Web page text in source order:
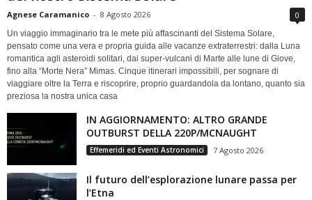
Agnese Caramanico - 8 Agosto 2026 0
Un viaggio immaginario tra le mete più affascinanti del Sistema Solare,
pensato come una vera e propria guida alle vacanze extraterrestri: dalla Luna
romantica agli asteroidi solitari, dai super-vulcani di Marte alle lune di Giove,
fino alla “Morte Nera” Mimas. Cinque itinerari impossibili, per sognare di
viaggiare oltre la Terra e riscoprire, proprio guardandola da lontano, quanto sia
preziosa la nostra unica casa
IN AGGIORNAMENTO: ALTRO GRANDE
OUTBURST DELLA 220P/MCNAUGHT
Effemeridi ed Eventi Astronomici 7 Agosto 2026
Il futuro dell’esplorazione lunare passa per
l’Etna